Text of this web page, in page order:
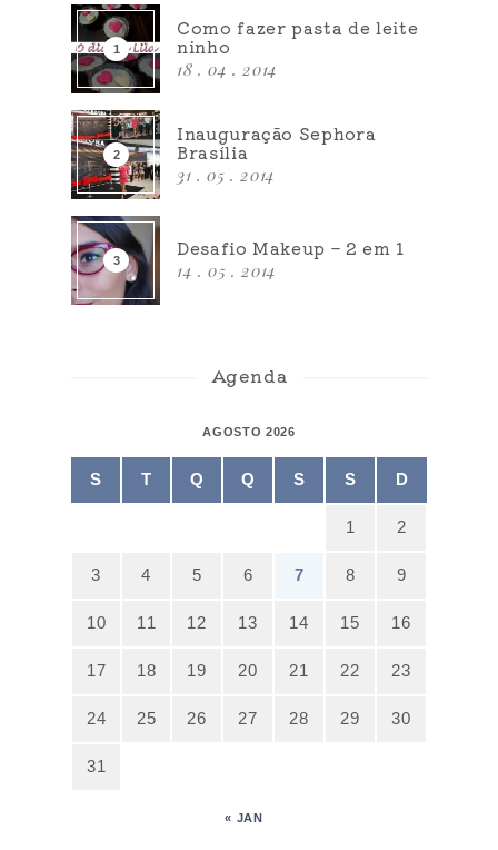
Como fazer pasta de leite
ninho
18 . 04 . 2014
Inauguração Sephora
Brasília
31 . 05 . 2014
Desafio Makeup – 2 em 1
14 . 05 . 2014
Agenda
AGOSTO 2026
S T Q Q S S D
1 2
3 4 5 6 7 8 9
10 11 12 13 14 15 16
17 18 19 20 21 22 23
24 25 26 27 28 29 30
31
« JAN